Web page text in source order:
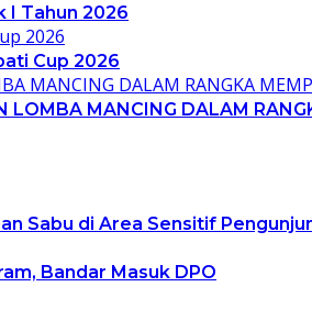
I Tahun 2026
Cup 2026
MANCING DALAM
Sabu di Area Sensitif
Bandar Masuk DPO